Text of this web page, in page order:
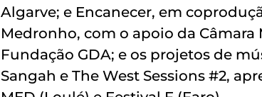
Algarve; e Encanecer, em
Medronho, com o apoio da
Fundação GDA; e os projetos de
Sangah e The West Sessions #2,